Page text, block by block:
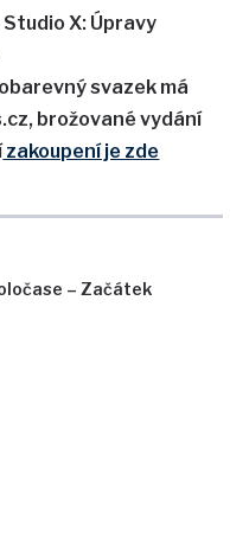
– Začátek
X: Úpravy
svazek má
brožované vydání
zakoupení je zde